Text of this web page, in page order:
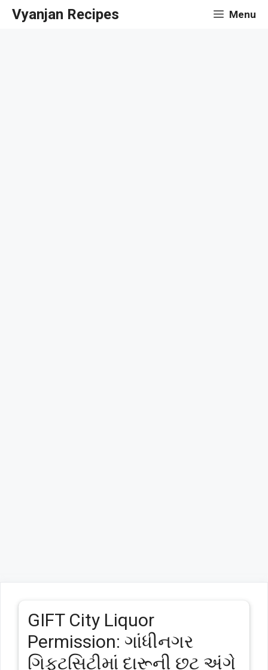
SkipVyanjan Recipes Menu
GIFT City Liquor
Permission: ગાંધીનગર
ગિફ્ટસિટીમાં દારૂની છૂટ અંગે